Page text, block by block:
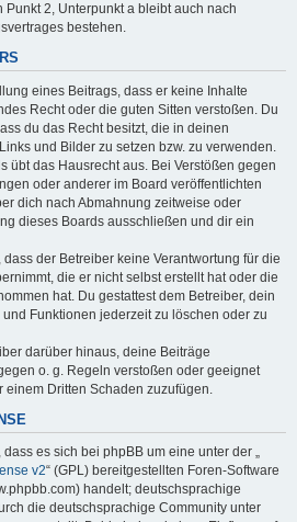
Punkt 2, Unterpunkt a bleibt auch nach
bestehen.
eines Beitrags, dass er keine Inhalte
Recht oder die guten Sitten verstoßen. Du
du das Recht besitzt, die in deinen
und Bilder zu setzen bzw. zu verwenden.
übt das Hausrecht aus. Bei Verstößen gegen
oder anderer im Board veröffentlichten
dich nach Abmahnung zeitweise oder
dieses Boards ausschließen und dir ein
der Betreiber keine Verantwortung für die
die er nicht selbst erstellt hat oder die
hat. Du gestattest dem Betreiber, dein
Funktionen jederzeit zu löschen oder zu
darüber hinaus, deine Beiträge
o. g. Regeln verstoßen oder geeignet
Dritten Schaden zuzufügen.
es sich bei phpBB um eine unter der „
v2“ (GPL) bereitgestellten Foren-Software
handelt; deutschsprachige
die deutschsprachige Community unter